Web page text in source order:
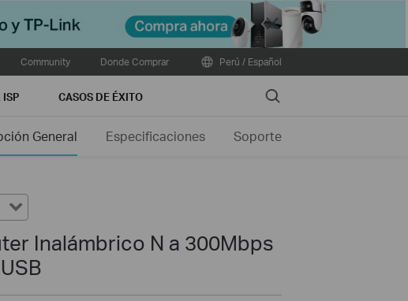
Close
Community Donde Comprar Perú / Español
ISP CASOS DE ÉXITO Search
General Especificaciones Soporte
Inalámbrico N a 300Mbps